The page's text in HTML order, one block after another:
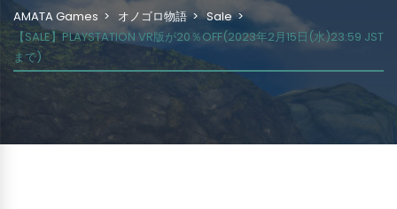
AMATA Games オノゴロ物語
Sale
【SALE】PLAYSTATION VR版が20％OFF(2023年2月15日(水)23:59 JST
まで)